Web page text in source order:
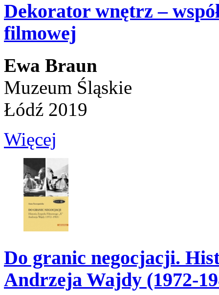
Dekorator wnętrz –
filmowej
Ewa Braun
Muzeum Śląskie
Łódź 2019
Więcej
Do granic negocjacji.
Andrzeja Wajdy (1972-